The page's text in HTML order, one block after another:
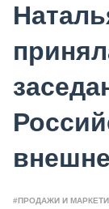
#ПРОДАЖИ И